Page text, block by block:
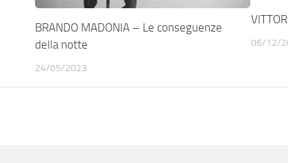
BRANDO MADONIA – Le conseguenze
della notte
24/05/2023
06/12/